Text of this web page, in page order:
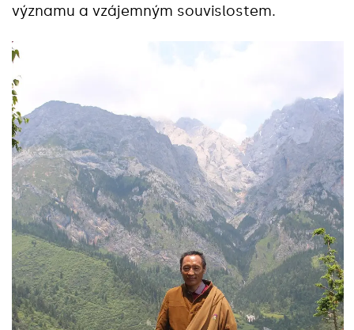
významu a vzájemným souvislostem.